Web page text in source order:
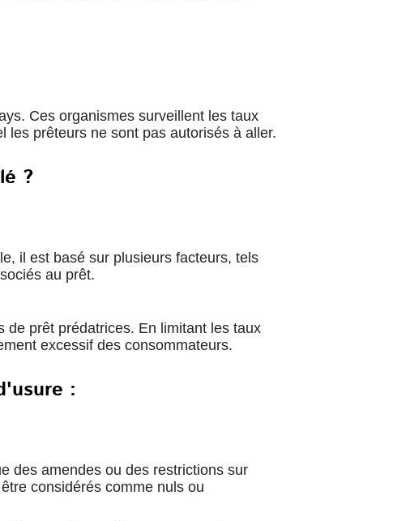
Ces organismes surveillent les taux
les prêteurs ne sont pas autorisés à aller.
?
il est basé sur plusieurs facteurs, tels
au prêt.
de prêt prédatrices. En limitant les taux
excessif des consommateurs.
:
des amendes ou des restrictions sur
considérés comme nuls ou